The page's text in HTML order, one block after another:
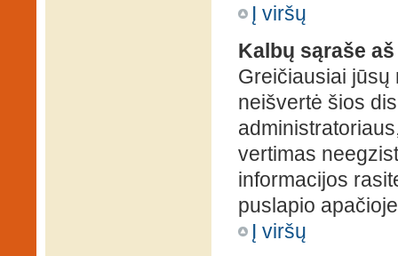
Į viršų
Kalbų sąraše
Greičiausiai jūsų
neišvertė šios
vertimas
informacijos
puslapio
Į viršų